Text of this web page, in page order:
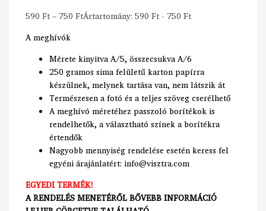
590 Ft– 750 FtÁrtartomány: 590 Ft - 750 Ft
A meghívók
Mérete kinyitva A/5, összecsukva A/6
250 gramos sima felületű karton papírra
készülnek, melynek tartása van, nem látszik át
Természesen a fotó és a teljes szöveg cserélhető
A meghívó méretéhez passzoló borítékok is
rendelhetők, a választható színek a borítékra
értendők
Nagyobb mennyiség rendelése esetén keress fel
egyéni árajánlatért: info@visztra.com
EGYEDI TERMÉK!
A RENDELÉS MENETÉRŐL BŐVEBB INFORMÁCIÓ